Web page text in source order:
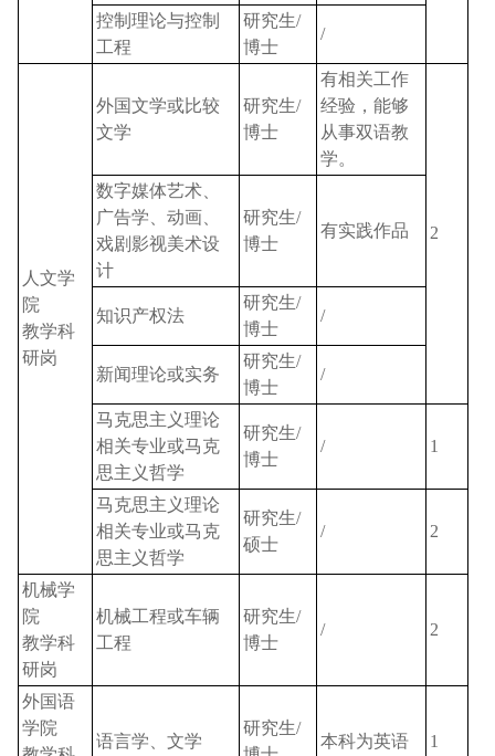
控制理论与控制
工程
研究生/
博士
/
人文学
院
教学科
研岗
外国文学或比较
文学
研究生/
博士
有相关工作
经验，能够
从事双语教
学。
2
数字媒体艺术、
广告学、动画、
戏剧影视美术设
计
研究生/
博士
有实践作品
知识产权法
研究生/
博士
/
新闻理论或实务
研究生/
博士
/
马克思主义理论
相关专业或马克
思主义哲学
研究生/
博士
/ 1
马克思主义理论
相关专业或马克
思主义哲学
研究生/
硕士
/ 2
机械学
院
教学科
研岗
机械工程或车辆
工程
研究生/
博士
/ 2
外国语
学院
语言学、文学
研究生/
本科为英语 1